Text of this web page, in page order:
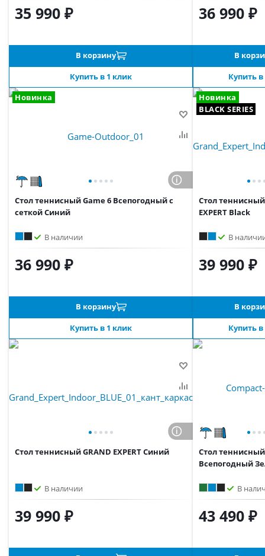
35 990 ₽
В корзину
Купить в 1 клик
36 990 ₽
В
Купить
Новинка
Стол теннисный Game 6 Всепогодный с
сеткой Синий
В наличии
36 990 ₽
В корзину
Купить в 1 клик
Новинка
BLACK SERIES
Стол теннисный
EXPERT Black
В
39 990 ₽
В
Купить
Стол теннисный GRAND EXPERT Синий
В наличии
39 990 ₽
Стол
Всепогодный
В
43 490 ₽